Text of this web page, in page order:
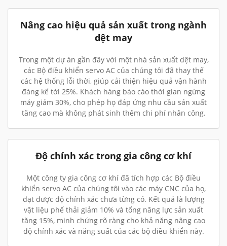
Nâng cao hiệu quả sản xuất trong ngành
dệt may
Trong một dự án gần đây với một nhà sản xuất dệt may,
các Bộ điều khiển servo AC của chúng tôi đã thay thế
các hệ thống lỗi thời, giúp cải thiện hiệu quả vận hành
đáng kể tới 25%. Khách hàng báo cáo thời gian ngừng
máy giảm 30%, cho phép họ đáp ứng nhu cầu sản xuất
tăng cao mà không phát sinh thêm chi phí nhân công.
Độ chính xác trong gia công cơ khí
Một công ty gia công cơ khí đã tích hợp các Bộ điều
khiển servo AC của chúng tôi vào các máy CNC của họ,
đạt được độ chính xác chưa từng có. Kết quả là lượng
vật liệu phế thải giảm 10% và tổng năng lực sản xuất
tăng 15%, minh chứng rõ ràng cho khả năng nâng cao
độ chính xác và năng suất của các bộ điều khiển này.